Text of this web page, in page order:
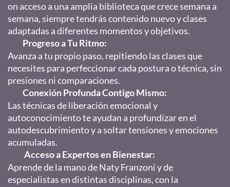
on acceso a una amplia biblioteca que crece semana a
semana, siempre tendrás contenido nuevo y clases
adaptadas a diferentes momentos y objetivos.
Progreso a Tu Ritmo:
Avanza a tu propio paso, repitiendo las clases que
necesites para perfeccionar cada postura o técnica, sin
presiones ni comparaciones.
Conexión Profunda Contigo Mismo:
Las técnicas de liberación emocional y
autoconocimiento te ayudan a profundizar en el
autodescubrimiento y a soltar tensiones y emociones
acumuladas.
Acceso a Expertos en Bienestar:
Aprende de la mano de Naty Franzoni y de
especialistas en distintas disciplinas, con la